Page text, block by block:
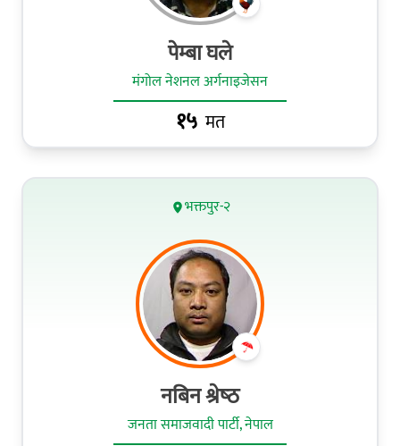
पेम्बा घले
मंगोल नेशनल अर्गनाइजेसन
१५ मत
भक्तपुर-२
नबिन श्रेष्‍ठ
जनता समाजवादी पार्टी, नेपाल